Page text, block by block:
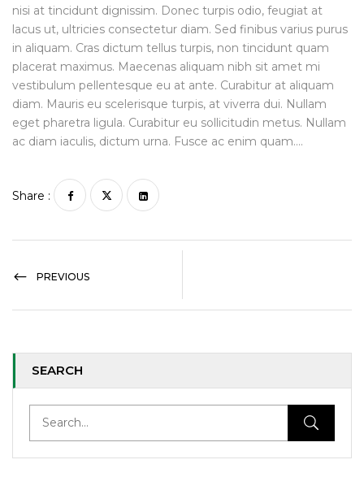
SEARCH
nisi at tincidunt dignissim. Donec turpis odio, feugiat at
lacus ut, ultricies consectetur diam. Sed finibus varius purus
in aliquam. Cras dictum tellus turpis, non tincidunt quam
placerat maximus. Maecenas aliquam nibh sit amet mi
vestibulum pellentesque eu at ante. Curabitur at aliquam
diam. Mauris eu scelerisque turpis, at viverra dui. Nullam
eget pharetra ligula. Curabitur eu sollicitudin metus. Nullam
ac diam iaculis, dictum urna. Fusce ac enim quam….
Share :
PREVIOUS